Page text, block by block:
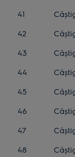
41
42
43
44
45
46
47
48